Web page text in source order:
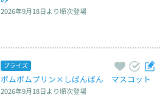
2026年9月18日より順次登場
プライズ
ポムポムプリン×しばんばん　マスコット
2026年9月18日より順次登場